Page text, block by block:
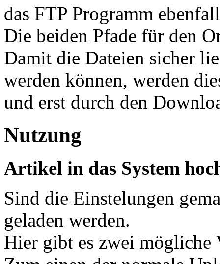
das FTP Programm
Die beiden Pfade für den
Damit die Dateien sicher
werden können, werden
und erst durch den
Nutzung
Artikel in das System
Sind die Einstelungen
geladen werden.
Hier gibt es zwei mögliche